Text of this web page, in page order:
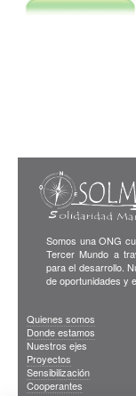
Somos una ONG
Tercer Mundo a
para el desarrollo.
de oportunidades y
Quienes somos
Donde estamos
Nuestros ejes
Proyectos
Sensibilización
Cooperantes